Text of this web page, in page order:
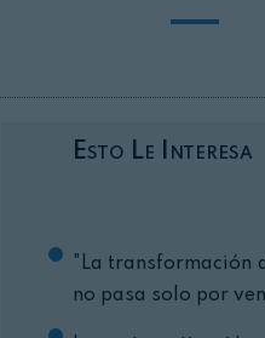
Esto Le Interesa
"La transformación
no pasa solo por